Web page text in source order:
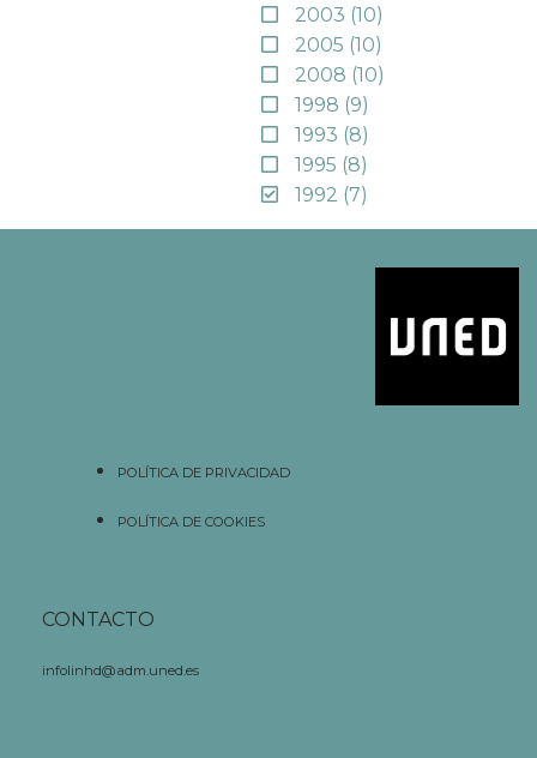
2003 (10)
2005 (10)
2008 (10)
1998 (9)
1993 (8)
1995 (8)
1992 (7)
POLÍTICA DE PRIVACIDAD
POLÍTICA DE COOKIES
CONTACTO
infolinhd@adm.uned.es